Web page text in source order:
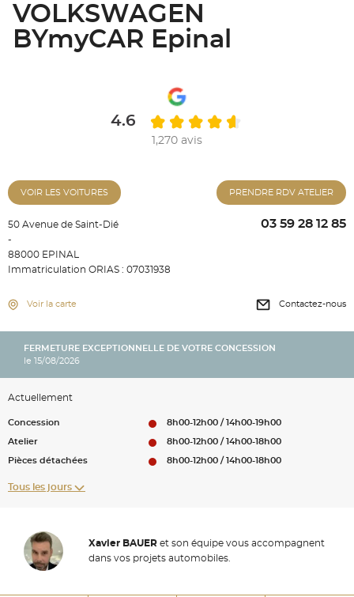
VOLKSWAGEN
BYmyCAR Epinal
4.6
1,270 avis
VOIR LES VOITURES PRENDRE RDV ATELIER
50 Avenue de Saint-Dié
-
88000 EPINAL
Immatriculation ORIAS : 07031938
03 59 28 12 85
Voir la carte Contactez-nous
FERMETURE EXCEPTIONNELLE DE VOTRE CONCESSION
le 15/08/2026
Actuellement
Concession 8h00-12h00 / 14h00-19h00
Atelier 8h00-12h00 / 14h00-18h00
Pièces détachées 8h00-12h00 / 14h00-18h00
Tous les jours
Xavier BAUER et son équipe vous accompagnent
dans vos projets automobiles.